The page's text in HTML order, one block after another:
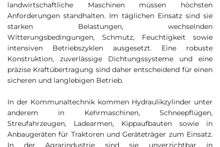
landwirtschaftliche Maschinen müssen höchsten
Anforderungen standhalten. Im täglichen Einsatz sind sie
starken Belastungen, wechselnden
Witterungsbedingungen, Schmutz, Feuchtigkeit sowie
intensiven Betriebszyklen ausgesetzt. Eine robuste
Konstruktion, zuverlässige Dichtungssysteme und eine
präzise Kraftübertragung sind daher entscheidend für einen
sicheren und langlebigen Betrieb.
In der Kommunaltechnik kommen Hydraulikzylinder unter
anderem in Kehrmaschinen, Schneepflügen,
Streufahrzeugen, Ladearmen, Kippaufbauten sowie in
Anbaugeräten für Traktoren und Geräteträger zum Einsatz.
In der Agrarindustrie sind sie unverzichtbar in